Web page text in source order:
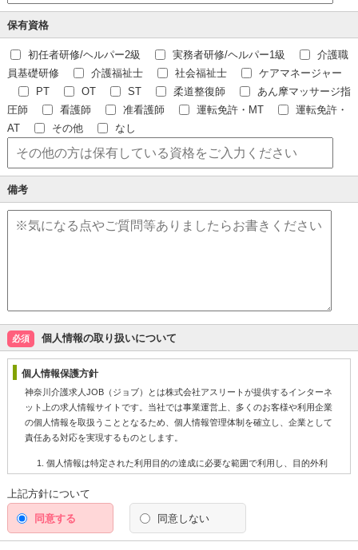
保有資格
初任者研修/ヘルパー2級 実務者研修/ヘルパー1級
介護職
員基礎研修
介護福祉士 社会福祉士
ケアマネージャー
PT
OT ST 柔道整復師
あん摩マッサージ指
圧師
看護師 准看護師 運転免許・MT
運転免許・
AT
その他 なし
備考
必須 個人情報の取り扱いについて
個人情報保護方針
神奈川介護求人JOB（ジョブ）とは株式会社アスリートが提供するインターネ
ット上の求人情報サイトです。当社では事業運営上、多くのお客様や利用企業
の個人情報を取扱うこととなるため、個人情報管理体制を確立し、企業として
責任ある対応を実現するものとします。
個人情報は特定された利用目的の達成に必要な範囲で利用し、目的外利
個人情報は、適法かつ適正な方法で取得します。
個人情報は、本人の同意なく第三者に提供しません。
上記方針について
同意する 同意しない